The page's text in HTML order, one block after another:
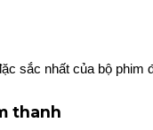
sắc nhất của bộ
thanh